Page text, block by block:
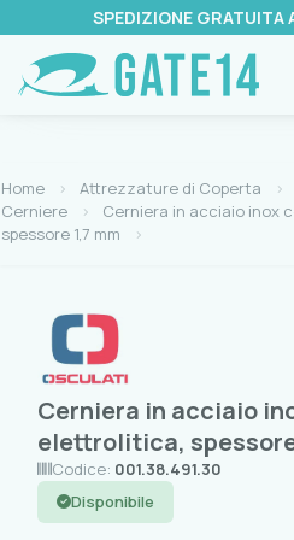
SPEDIZIONE GRATUITA
Home Attrezzature di Coperta
Cerniere
Cerniera in acciaio inox
spessore 1,7 mm
Cerniera in acciaio
elettrolitica, spessore
Codice: 001.38.491.30
Disponibile